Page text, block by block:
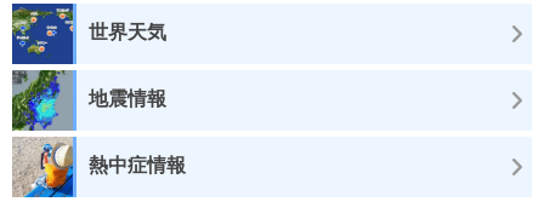
世界天気
地震情報
熱中症情報